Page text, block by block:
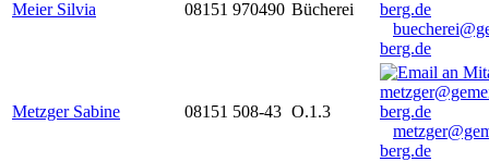
Meier Silvia 08151 970490 Bücherei
berg.de
Metzger Sabine 08151 508-43 O.1.3
berg.de